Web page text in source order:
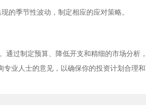
的季节性波动，制定相应的应对策略。
通过制定预算、降低开支和精细的市场分析
业人士的意见，以确保你的投资计划合理和